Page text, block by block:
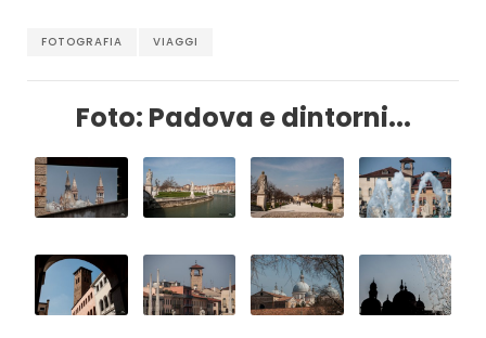
FOTOGRAFIA VIAGGI
Foto: Padova e dintorni...